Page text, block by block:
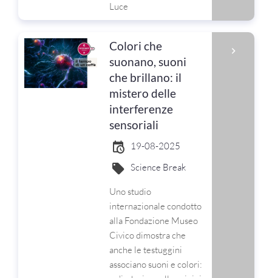
Luce
Colori che
suonano, suoni
che brillano: il
mistero delle
interferenze
sensoriali
19-08-2025
Science Break
Uno studio
internazionale condotto
alla Fondazione Museo
Civico dimostra che
anche le testuggini
associano suoni e colori: